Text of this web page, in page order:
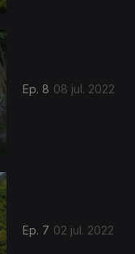
Ep. 8 08 jul. 2022
Ep. 7 02 jul. 2022